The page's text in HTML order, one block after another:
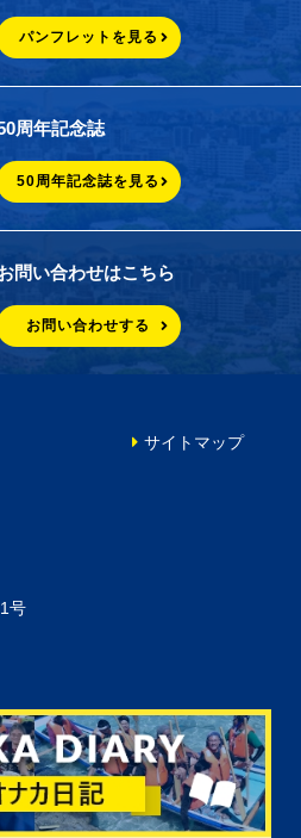
パンフレットを見る
周年記念誌
50周年記念誌を見る
問い合わせはこちら
お問い合わせする
号
サイトマップ